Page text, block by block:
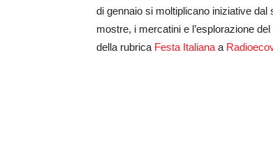
di gennaio si moltiplicano iniziative
mostre, i mercatini e l’esplorazione
della rubrica Festa Italiana a